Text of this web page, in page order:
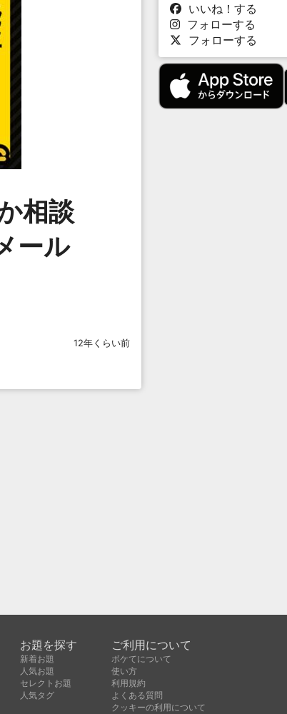
相談
ール
12年くらい前
いいね！する
フォローする
フォローする
お題を探す
新着お題
人気お題
セレクトお題
人気タグ
ご利用について
ボケてについて
使い方
利用規約
よくある質問
クッキーの利用について